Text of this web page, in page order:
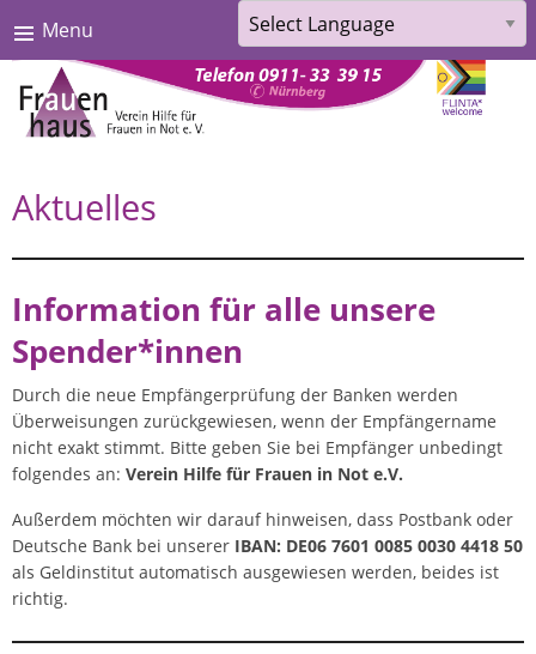
Menu
Powered byTranslate
toAktuelles
Information für alle unsere
Spender*innen
Durch die neue Empfängerprüfung der Banken werden
Überweisungen zurückgewiesen, wenn der Empfängername
nicht exakt stimmt. Bitte geben Sie bei Empfänger unbedingt
folgendes an: Verein Hilfe für Frauen in Not e.V.
Außerdem möchten wir darauf hinweisen, dass Postbank oder
Deutsche Bank bei unserer IBAN: DE06 7601 0085 0030 4418 50
als Geldinstitut automatisch ausgewiesen werden, beides ist
richtig.